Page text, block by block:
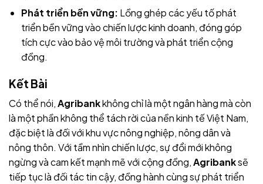
Phát triển bền vững: Lồng ghép các yếu tố phát
triển bền vững vào chiến lược kinh doanh, đóng góp
tích cực vào bảo vệ môi trường và phát triển cộng
đồng.
Kết Bài
Có thể nói,Agribankkhông chỉ là một ngân hàng mà còn
là một phần không thể tách rời của nền kinh tế Việt Nam,
đặc biệt là đối với khu vực nông nghiệp, nông dân và
nông thôn. Với tầm nhìn chiến lược, sự đổi mới không
ngừng và cam kết mạnh mẽ với cộng đồng,Agribanksẽ
tiếp tục là đối tác tin cậy, đồng hành cùng sự phát triển